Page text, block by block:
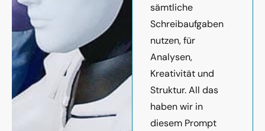
sämtliche
Schreibaufgaben
nutzen, für
Analysen,
Kreativität und
Struktur. All das
haben wir in
diesem Prompt